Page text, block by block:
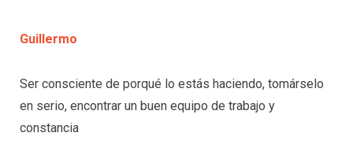
Guillermo
Ser consciente de porqué lo estás haciendo, tomárselo
en serio, encontrar un buen equipo de trabajo y
constancia